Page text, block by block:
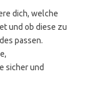
dich, welche
und ob diese zu
passen.
sicher und